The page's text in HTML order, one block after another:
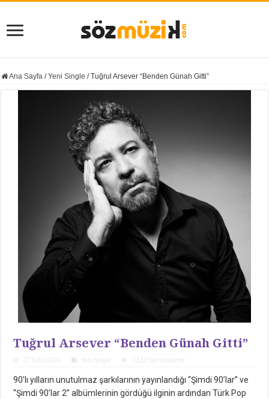
Ana Sayfa / Yeni Single / Tuğrul Arsever “Benden Günah Gitti”
Tuğrul Arsever “Benden Günah Gitti”
90’lı yılların unutulmaz şarkılarının yayınlandığı “Şimdi 90’lar” ve
“Şimdi 90’lar 2” albümlerinin gördüğü ilginin ardından Türk Pop